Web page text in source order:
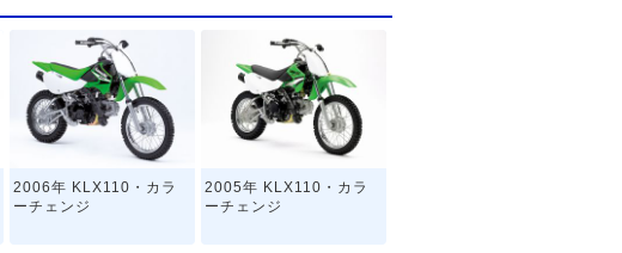
2006年 KLX110・カラ
ーチェンジ
2005年 KLX110・カラ
ーチェンジ